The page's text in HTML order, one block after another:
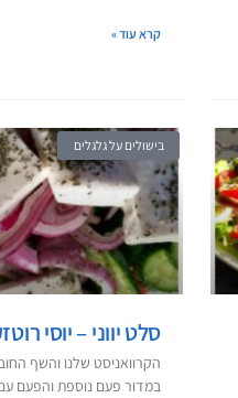
קרא עוד »
בישולים על גלגלים
סלט יווני – יוסי
הקרוואניסט שלנו והשף
במדור פעם נוספת והפעם